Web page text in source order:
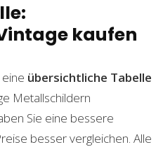
kaufen
übersichtliche Tabelle
Metallschildern
Sie eine bessere
besser vergleichen. Alle